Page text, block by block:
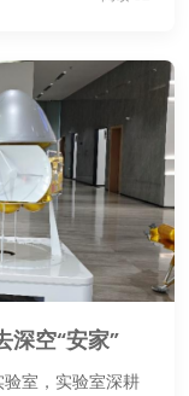
深空“安家”
室，实验室深耕